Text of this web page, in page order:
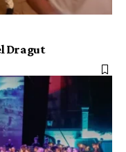
Dragut